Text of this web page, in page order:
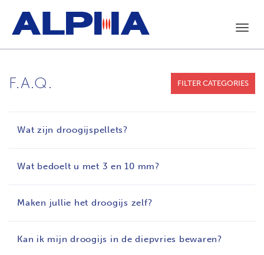
F.A.Q. FILTER CATEGORIES
Wat zijn droogijspellets?
Wat bedoelt u met 3 en 10 mm?
Maken jullie het droogijs zelf?
Kan ik mijn droogijs in de diepvries bewaren?